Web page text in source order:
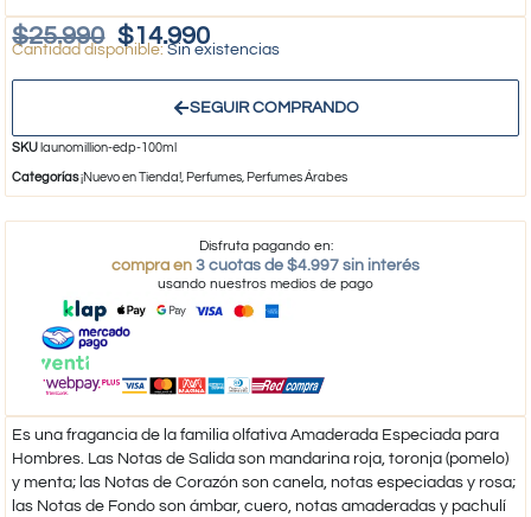
$25.990 $14.990
Sin existencias
SEGUIR COMPRANDO
SKU launomillion-edp-100ml
Categorías¡Nuevo en Tienda!, Perfumes, Perfumes Árabes
Disfruta pagando en:
compra en 3 cuotas de $4.997 sin interés
usando nuestros medios de pago
Es una fragancia de la familia olfativa Amaderada Especiada para
Hombres. Las Notas de Salida son mandarina roja, toronja (pomelo)
y menta; las Notas de Corazón son canela, notas especiadas y rosa;
las Notas de Fondo son ámbar, cuero, notas amaderadas y pachulí